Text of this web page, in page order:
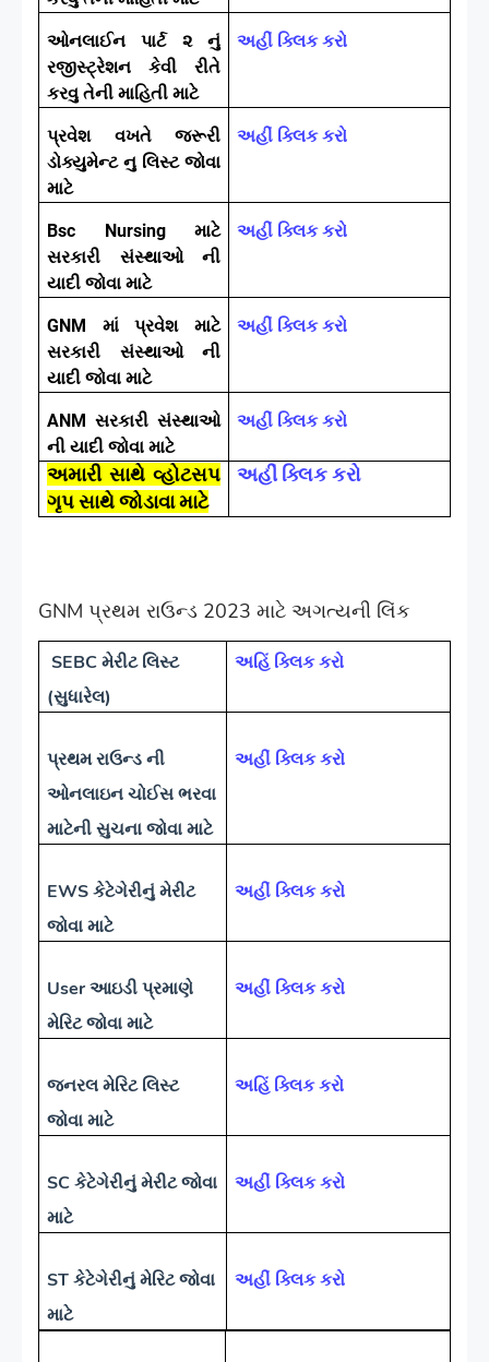
ઓનલાઈન પાર્ટ ૨ નું
રજીસ્ટ્રેશન કેવી રીતે
કરવુ તેની માહિતી માટે
અહીં ક્લિક કરો
પ્રવેશ વખતે જરૂરી
ડોક્યુમેન્ટ નુ લિસ્ટ જોવા
માટે
અહીં ક્લિક કરો
Bsc Nursing માટે
સરકારી સંસ્થાઓ ની
યાદી જોવા માટે
અહીં ક્લિક કરો
GNM માં પ્રવેશ માટે
સરકારી સંસ્થાઓ ની
યાદી જોવા માટે
અહીં ક્લિક કરો
ANM સરકારી સંસ્થાઓ
ની યાદી જોવા માટે
અહીં ક્લિક કરો
અમારી સાથે વ્હોટસપ
ગૃપ સાથે જોડાવા માટે
અહીં ક્લિક કરો
GNM પ્રથમ રાઉન્ડ 2023 માટે અગત્યની લિંક
SEBC મેરીટ લિસ્ટ
(સુધારેલ)
અહિં ક્લિક કરો
પ્રથમ રાઉન્ડ ની
ઓનલાઇન ચોઈસ ભરવા
માટેની સુચના જોવા માટે
અહીં ક્લિક કરો
EWS કેટેગેરીનું મેરીટ
જોવા માટે
અહીં ક્લિક કરો
User આઇડી પ્રમાણે
મેરિટ જોવા માટે
અહીં ક્લિક કરો
જનરલ મેરિટ લિસ્ટ
જોવા માટે
અહિં ક્લિક કરો
SC કેટેગેરીનું મેરીટ જોવા
માટે
અહીં ક્લિક કરો
ST કેટેગેરીનું મેરિટ જોવા
માટે
અહીં ક્લિક કરો